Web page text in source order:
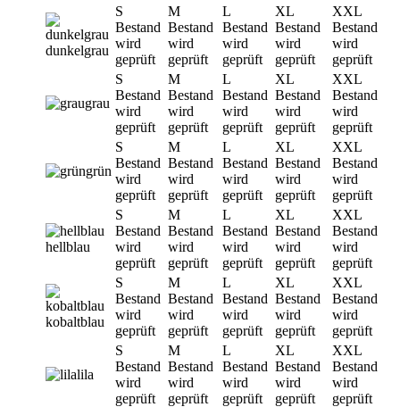
dunkelgrau
S
Bestand
wird
geprüft
M
Bestand
wird
geprüft
L
Bestand
wird
geprüft
XL
Bestand
wird
geprüft
XXL
Bestand
wird
geprüft
grau
S
Bestand
wird
geprüft
M
Bestand
wird
geprüft
L
Bestand
wird
geprüft
XL
Bestand
wird
geprüft
XXL
Bestand
wird
geprüft
grün
S
Bestand
wird
geprüft
M
Bestand
wird
geprüft
L
Bestand
wird
geprüft
XL
Bestand
wird
geprüft
XXL
Bestand
wird
geprüft
hellblau
S
Bestand
wird
geprüft
M
Bestand
wird
geprüft
L
Bestand
wird
geprüft
XL
Bestand
wird
geprüft
XXL
Bestand
wird
geprüft
kobaltblau
S
Bestand
wird
geprüft
M
Bestand
wird
geprüft
L
Bestand
wird
geprüft
XL
Bestand
wird
geprüft
XXL
Bestand
wird
geprüft
lila
S
Bestand
wird
geprüft
M
Bestand
wird
geprüft
L
Bestand
wird
geprüft
XL
Bestand
wird
geprüft
XXL
Bestand
wird
geprüft